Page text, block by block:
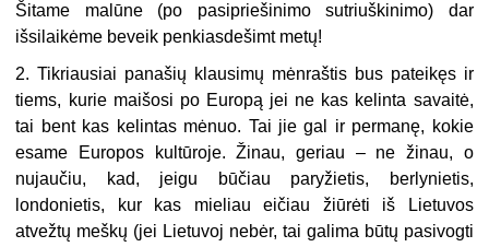
Šitame malūne (po pasipriešinimo sutriuškinimo) dar
išsilaikėme beveik penkiasdešimt metų!
2. Tikriausiai panašių klausimų mėnraštis bus pateikęs ir
tiems, kurie maišosi po Europą jei ne kas kelinta savaitė,
tai bent kas kelintas mėnuo. Tai jie gal ir permanę, kokie
esame Europos kultūroje. Žinau, geriau – ne žinau, o
nujaučiu, kad, jeigu būčiau paryžietis, berlynietis,
londonietis, kur kas mieliau eičiau žiūrėti iš Lietuvos
atvežtų meškų (jei Lietuvoj nebėr, tai galima būtų pasivogti